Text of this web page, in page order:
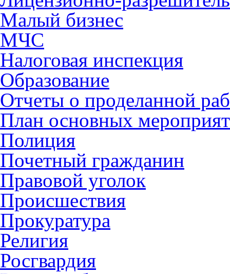
Малый бизнес
МЧС
Налоговая инспекция
Образование
Отчеты о проделанной
План основных
Полиция
Почетный гражданин
Правовой уголок
Происшествия
Прокуратура
Религия
Росгвардия